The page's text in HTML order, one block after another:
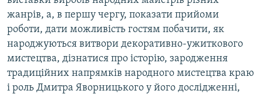
жанрів, а, в першу чергу, показати прийоми
роботи, дати можливість гостям побачити, як
народжуються витвори декоративно-ужиткового
мистецтва, дізнатися про історію, зародження
традиційних напрямків народного мистецтва краю
і роль Дмитра Яворницького у його дослідженні,